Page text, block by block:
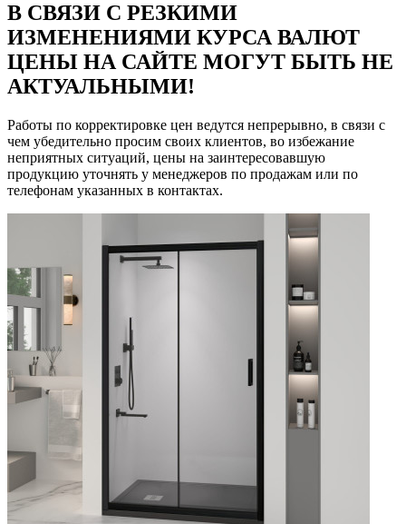
В СВЯЗИ С РЕЗКИМИ
ИЗМЕНЕНИЯМИ КУРСА ВАЛЮТ
ЦЕНЫ НА САЙТЕ МОГУТ БЫТЬ НЕ
АКТУАЛЬНЫМИ!
Работы по корректировке цен ведутся непрерывно, в связи с
чем убедительно просим своих клиентов, во избежание
неприятных ситуаций, цены на заинтересовавшую
продукцию уточнять у менеджеров по продажам или по
телефонам указанных в контактах.